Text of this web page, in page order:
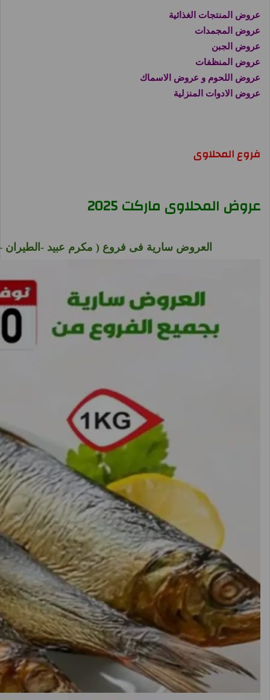
عروض المنتجات الغذائية
عروض المجمدات
عروض الجبن
عروض المنظفات
عروض اللحوم و عروض الاسماك
عروض الادوات المنزلية
فروع المحلاوى
عروض المحلاوى ماركت 2025
العروض سارية فى فروع ( مكرم عبيد -